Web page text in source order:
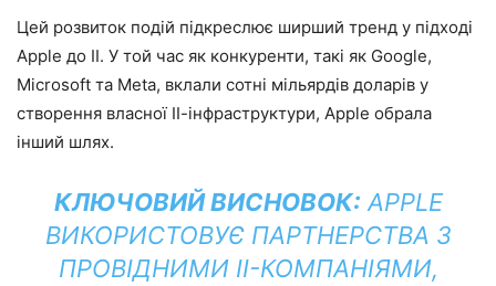
Цей розвиток подій підкреслює ширший тренд у підході
Apple до ІІ. У той час як конкуренти, такі як Google,
Microsoft та Meta, вклали сотні мільярдів доларів у
створення власної ІІ-інфраструктури, Apple обрала
інший шлях.
КЛЮЧОВИЙ ВИСНОВОК: APPLE
ВИКОРИСТОВУЄ ПАРТНЕРСТВА З
ПРОВІДНИМИ ІІ-КОМПАНІЯМИ,